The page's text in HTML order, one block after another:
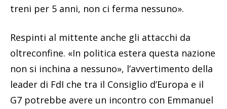
treni per 5 anni, non ci ferma nessuno».
Respinti al mittente anche gli attacchi da
oltreconfine. «In politica estera questa nazione
non si inchina a nessuno», l’avvertimento della
leader di FdI che tra il Consiglio d’Europa e il
G7 potrebbe avere un incontro con Emmanuel